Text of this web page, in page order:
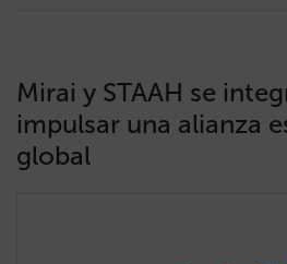
Mirai y STAAH se
impulsar una alianza
global